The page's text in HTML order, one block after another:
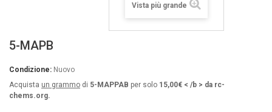
Vista più grande
5-MAPB
Condizione: Nuovo
Acquista un grammo di 5-MAPPAB per solo 15,00€ < /b > da rc-
chems.org.